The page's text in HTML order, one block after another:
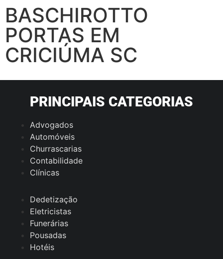
BASCHIROTTO
PORTAS EM
CRICIÚMA SC
PRINCIPAIS CATEGORIAS
Advogados
Automóveis
Churrascarias
Contabilidade
Clínicas
Dedetização
Eletricistas
Funerárias
Pousadas
Hotéis